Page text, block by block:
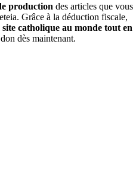
production des articles que vous
Grâce à la déduction fiscale,
catholique au monde tout en
dès maintenant.